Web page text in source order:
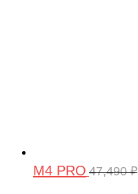
M4 PRO 47,490₽